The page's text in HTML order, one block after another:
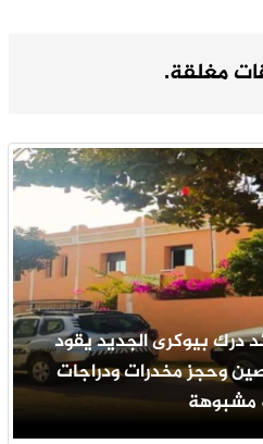
مغلقة.
درك بيوكرى الجديد يقود
وحجز مخدرات ودراجات
مشبوهة